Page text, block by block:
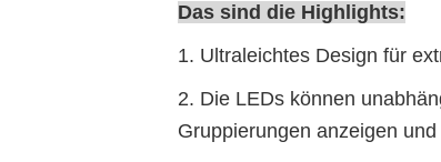
Das sind die Highlights:
1. Ultraleichtes Design für
2. Die LEDs können
Gruppierungen anzeigen